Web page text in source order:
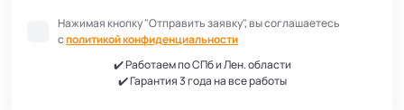
Нажимая кнопку "Отправить заявку", вы соглашаетесь
сполитикой конфиденциальности
✔️ Работаем по СПб и Лен. области
✔️ Гарантия 3 года на все работы